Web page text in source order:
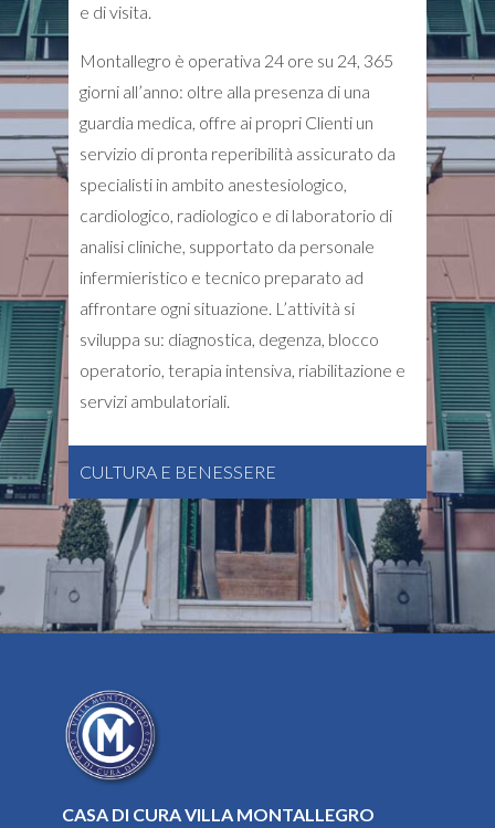
e di visita.
Montallegro è operativa 24 ore su 24, 365
giorni all’anno: oltre alla presenza di una
guardia medica, offre ai propri Clienti un
servizio di pronta reperibilità assicurato da
specialisti in ambito anestesiologico,
cardiologico, radiologico e di laboratorio di
analisi cliniche, supportato da personale
infermieristico e tecnico preparato ad
affrontare ogni situazione. L’attività si
sviluppa su: diagnostica, degenza, blocco
operatorio, terapia intensiva, riabilitazione e
servizi ambulatoriali.
CULTURA E BENESSERE
CASA DI CURA VILLA MONTALLEGRO